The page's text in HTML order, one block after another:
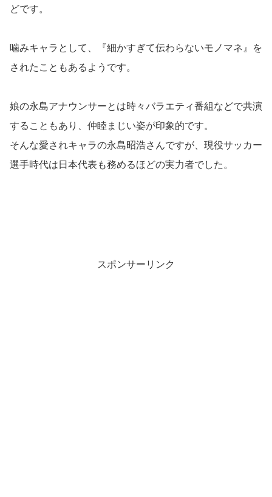
どです。
噛みキャラとして、『細かすぎて伝わらないモノマネ』を
されたこともあるようです。
娘の永島アナウンサーとは時々バラエティ番組などで共演
することもあり、仲睦まじい姿が印象的です。
そんな愛されキャラの永島昭浩さんですが、現役サッカー
選手時代は日本代表も務めるほどの実力者でした。
スポンサーリンク